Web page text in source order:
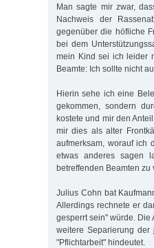
Man sagte mir zwar,
Nachweis der
gegenüber die höfliche
bei dem
mein Kind sei ich leider
Beamte: Ich sollte nicht
Hierin sehe ich eine
gekommen, sondern
kostete und mir den
mir dies als alter
aufmerksam, worauf ich
etwas anderes sagen
betreffenden Beamten
Julius Cohn bat
Allerdings rechnete er
gesperrt sein" würde. Die
weitere Separierung der
"Pflichtarbeit" hindeutet.